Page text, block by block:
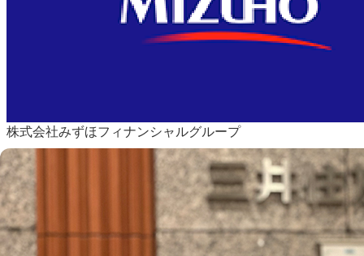
株式会社みずほフィナンシャルグループ